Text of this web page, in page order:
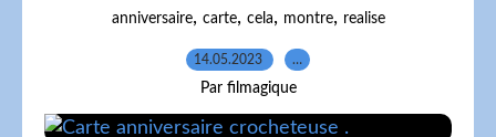
anniversaire, carte, cela, montre, realise
14.05.2023 …
Par filmagique